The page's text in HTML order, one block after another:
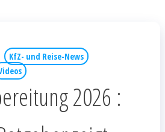
KfZ- und Reise-News
2026 :